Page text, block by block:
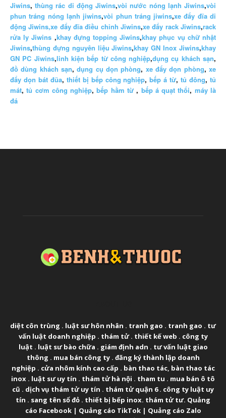
Jiwins,thùng rác di động Jiwins,vòi nước nóng lạnh Jiwins,vòi
phun tráng nóng lạnh jiwins,vòi phun tráng jiwins,xe đẩy đĩa di
động Jiwins,xe đẩy đĩa điều chỉnh Jiwins,xe đẩy rack Jiwins,rack
rửa ly Jiwins ,khay đựng topping Jiwins,khay phục vụ chữ nhật
Jiwins,thùng đựng nguyên liệu Jiwins,khay GN Inox Jiwins,khay
GN PC Jiwins,linh kiện bếp từ công nghiệp,dụng cụ khách sạn,
đồ dùng khách sạn,dụng cụ dọn phòng, xe đẩy dọn phòng,xe
đẩy dọn bát đũa, thiết bị bếp công nghiệp,bếp á từ,tủ đông,tủ
mát,tủ cơm công nghiệp,bếp hầm từ , bếp á quạt thổi, máy là
đá
diệt côn trùng . luật sư hôn nhân . tranh gao . tranh gao . tư
vấn luật doanh nghiệp . thám tử. thiết kế web . công ty
luật . luật sư bào chữa . giám định adn . tư vấn luật giao
thông . mua bán công ty. đăng ký thành lập doanh
nghiệp . cửa nhôm kính cao cấp . bàn thao tác, bàn thao tác
inox . luật sư uy tín . thám tử hà nội . tham tu . mua bán ô tô
cũ . dịch vụ thám tử uy tín . thám tử quận 6. công ty luật uy
tín . sang tên sổ đỏ . thiết bị bếp inox. thám tử tư. Quảng
cáo Facebook| Quảng cáo TikTok| Quảng cáo Zalo